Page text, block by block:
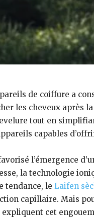
de coiffure a
les cheveux après
tout en
capables
l’émergence
la technologie
tendance, le Laifen
capillaire. Mais
cet